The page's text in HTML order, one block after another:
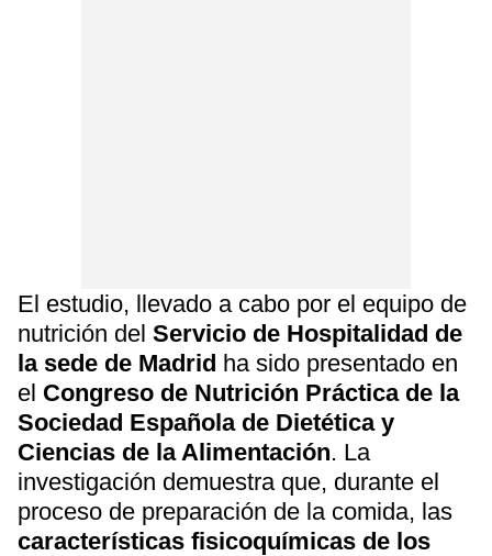
El estudio, llevado a cabo por el equipo de
nutrición del Servicio de Hospitalidad de
la sede de Madrid ha sido presentado en
el Congreso de Nutrición Práctica de la
Sociedad Española de Dietética y
Ciencias de la Alimentación. La
investigación demuestra que, durante el
proceso de preparación de la comida, las
características fisicoquímicas de los